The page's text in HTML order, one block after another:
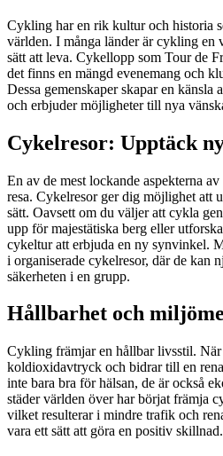
Cykling har en rik kultur och historia
världen. I många länder är cykling en
sätt att leva. Cykellopp som Tour de
det finns en mängd evenemang och
Dessa gemenskaper skapar en
och erbjuder möjligheter till nya
Cykelresor: Upptäck
En av de mest lockande aspekterna
resa. Cykelresor ger dig möjlighet att
sätt. Oavsett om du väljer att cykla
upp för majestätiska berg eller
cykeltur att erbjuda en ny synvinkel.
i organiserade cykelresor, där de kan
säkerheten i en grupp.
Hållbarhet och
Cykling främjar en hållbar livsstil.
koldioxidavtryck och bidrar till en
inte bara bra för hälsan, de är också
städer världen över har börjat främja
vilket resulterar i mindre trafik och
vara ett sätt att göra en positiv skillnad.